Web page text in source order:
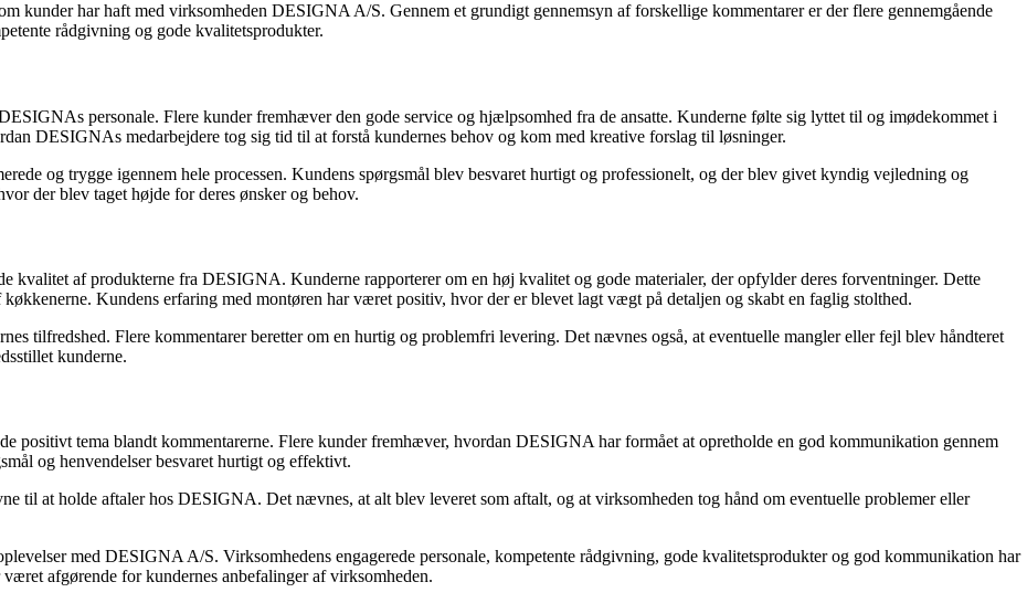
kunder har haft med virksomheden DESIGNA A/S. Gennem et grundigt gennemsyn af forskellige kommentarer er der flere gennemgående
rådgivning og gode kvalitetsprodukter.
personale. Flere kunder fremhæver den gode service og hjælpsomhed fra de ansatte. Kunderne følte sig lyttet til og imødekommet i
DESIGNAs medarbejdere tog sig tid til at forstå kundernes behov og kom med kreative forslag til løsninger.
og trygge igennem hele processen. Kundens spørgsmål blev besvaret hurtigt og professionelt, og der blev givet kyndig vejledning og
der blev taget højde for deres ønsker og behov.
kvalitet af produkterne fra DESIGNA. Kunderne rapporterer om en høj kvalitet og gode materialer, der opfylder deres forventninger. Dette
Kundens erfaring med montøren har været positiv, hvor der er blevet lagt vægt på detaljen og skabt en faglig stolthed.
tilfredshed. Flere kommentarer beretter om en hurtig og problemfri levering. Det nævnes også, at eventuelle mangler eller fejl blev håndteret
kunderne.
positivt tema blandt kommentarerne. Flere kunder fremhæver, hvordan DESIGNA har formået at opretholde en god kommunikation gennem
og henvendelser besvaret hurtigt og effektivt.
til at holde aftaler hos DESIGNA. Det nævnes, at alt blev leveret som aftalt, og at virksomheden tog hånd om eventuelle problemer eller
med DESIGNA A/S. Virksomhedens engagerede personale, kompetente rådgivning, gode kvalitetsprodukter og god kommunikation har
afgørende for kundernes anbefalinger af virksomheden.